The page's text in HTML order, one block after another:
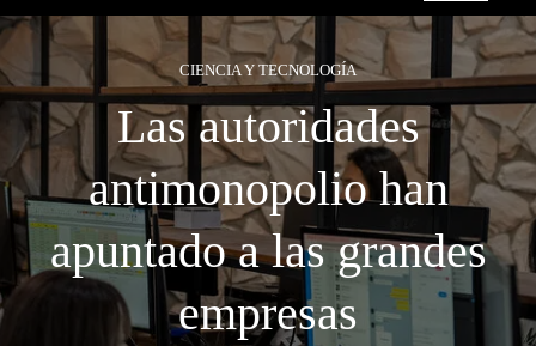
CIENCIA Y TECNOLOGÍA
Las autoridades
antimonopolio han
apuntado a las grandes
empresas